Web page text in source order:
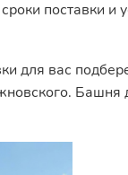
поставки и
для вас
Башня